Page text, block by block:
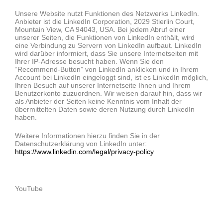
Unsere Website nutzt Funktionen des Netzwerks LinkedIn.
Anbieter ist die LinkedIn Corporation, 2029 Stierlin Court,
Mountain View, CA 94043, USA. Bei jedem Abruf einer
unserer Seiten, die Funktionen von LinkedIn enthält, wird
eine Verbindung zu Servern von LinkedIn aufbaut. LinkedIn
wird darüber informiert, dass Sie unsere Internetseiten mit
Ihrer IP-Adresse besucht haben. Wenn Sie den
“Recommend-Button” von LinkedIn anklicken und in Ihrem
Account bei LinkedIn eingeloggt sind, ist es LinkedIn möglich,
Ihren Besuch auf unserer Internetseite Ihnen und Ihrem
Benutzerkonto zuzuordnen. Wir weisen darauf hin, dass wir
als Anbieter der Seiten keine Kenntnis vom Inhalt der
übermittelten Daten sowie deren Nutzung durch LinkedIn
haben.
Weitere Informationen hierzu finden Sie in der
Datenschutzerklärung von LinkedIn unter:
https://www.linkedin.com/legal/privacy-policy
YouTube